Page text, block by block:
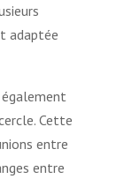
adaptée
Cette
entre
entre